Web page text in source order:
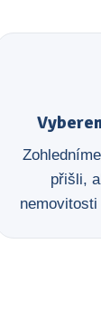
přišli,